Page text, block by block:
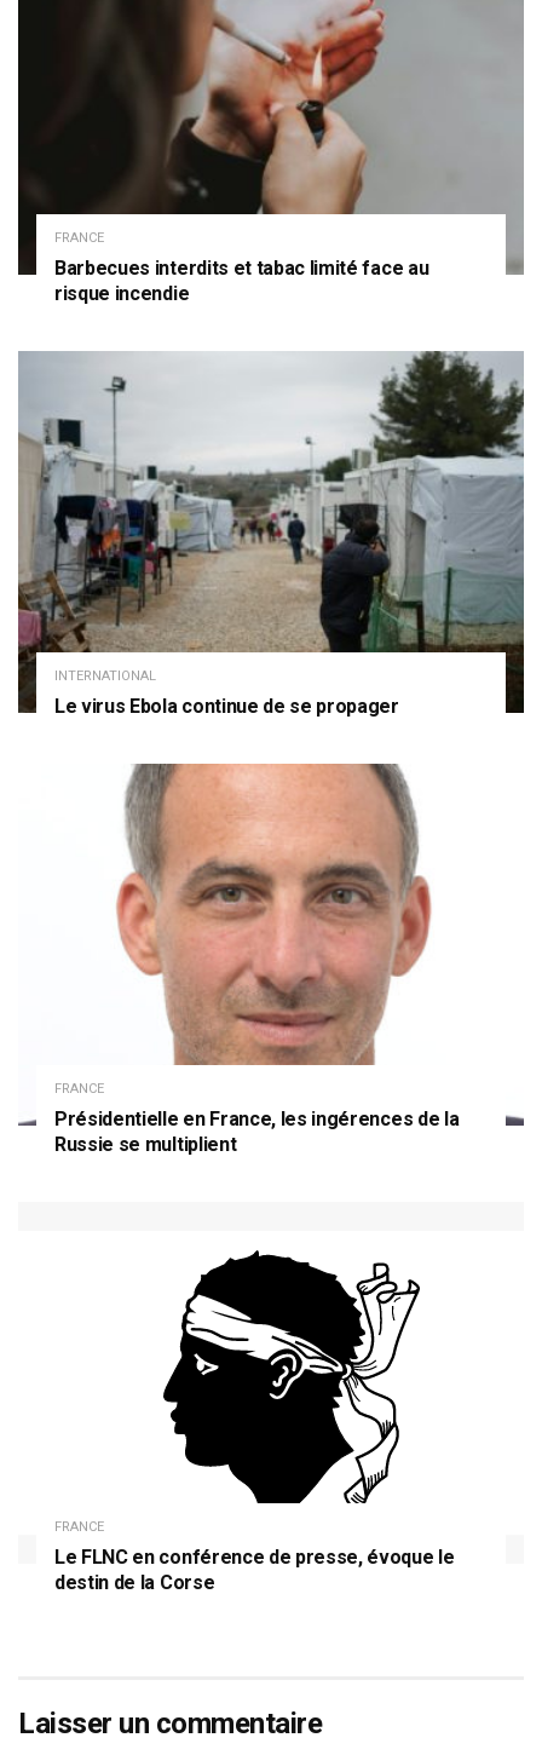
FRANCE
Barbecues interdits et tabac limité face au
risque incendie
INTERNATIONAL
Le virus Ebola continue de se propager
FRANCE
Présidentielle en France, les ingérences de la
Russie se multiplient
FRANCE
Le FLNC en conférence de presse, évoque le
destin de la Corse
Laisser un commentaire